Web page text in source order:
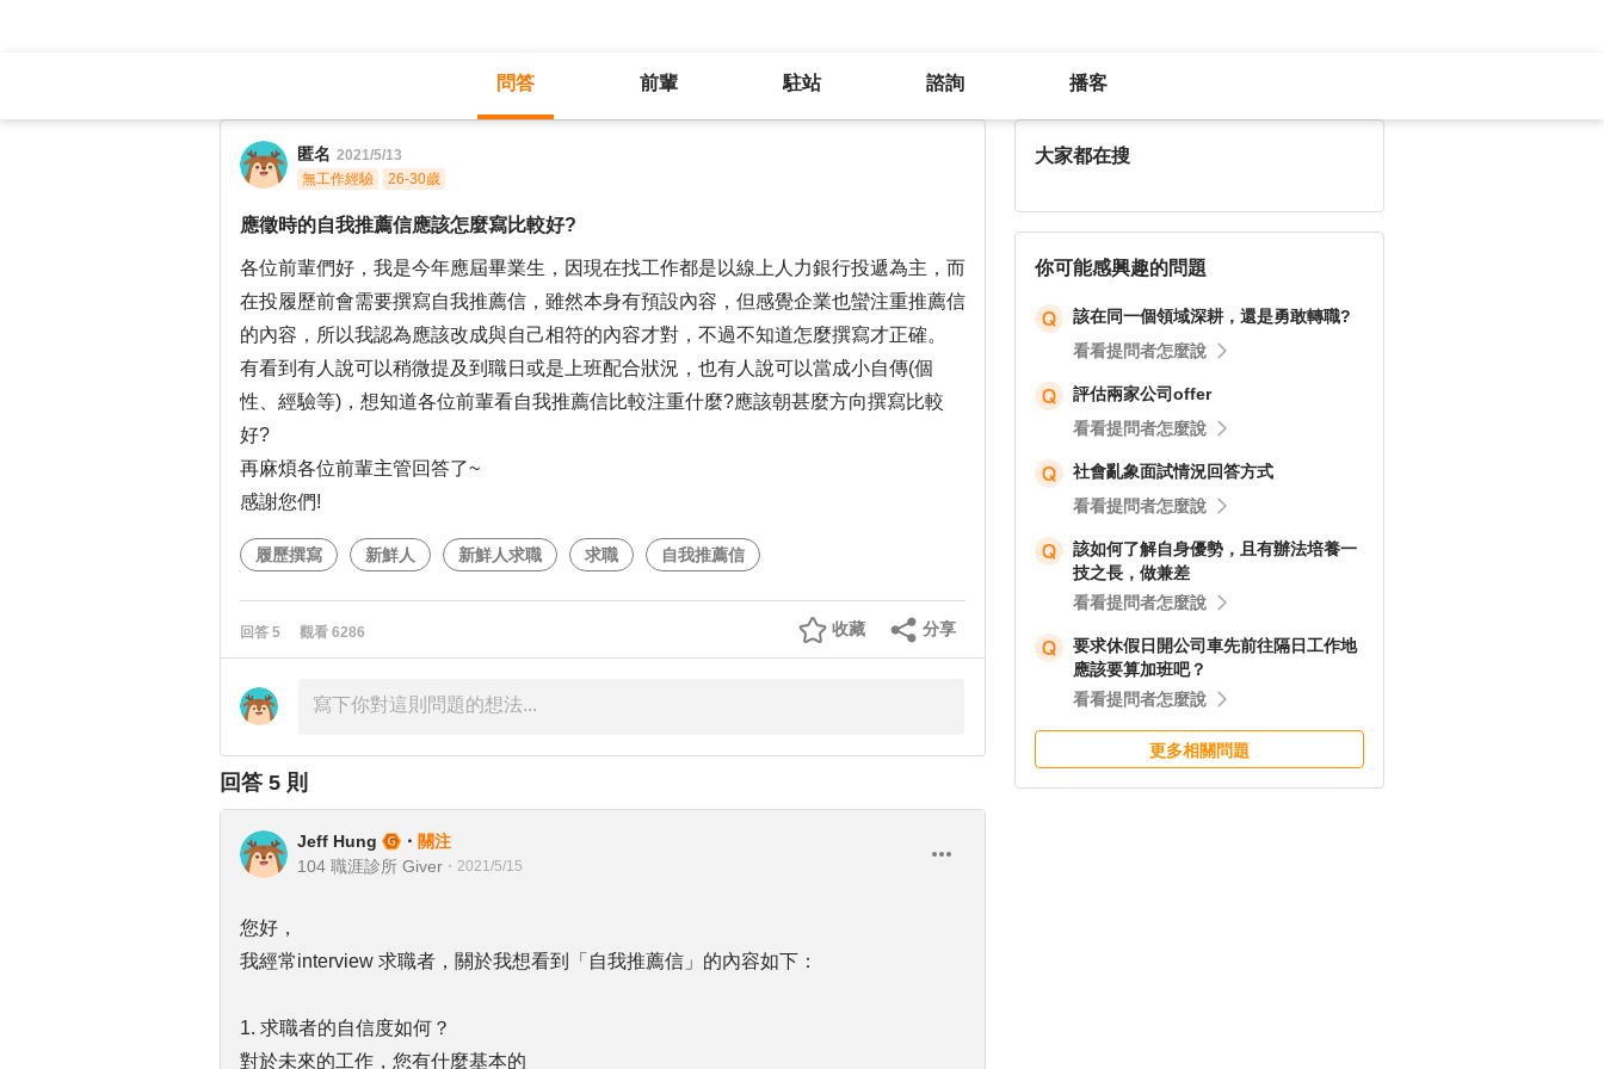
問答 前輩 駐站 諮詢 播客
匿名 2021/5/13
無工作經驗
26-30歲
應徵時的自我推薦信應該怎麼寫比較好?
各位前輩們好，我是今年應屆畢業生，因現在找工作都是以線上人力銀行投遞為主，而
在投履歷前會需要撰寫自我推薦信，雖然本身有預設內容，但感覺企業也蠻注重推薦信
的內容，所以我認為應該改成與自己相符的內容才對，不過不知道怎麼撰寫才正確。
有看到有人說可以稍微提及到職日或是上班配合狀況，也有人說可以當成小自傳(個
性、經驗等)，想知道各位前輩看自我推薦信比較注重什麼?應該朝甚麼方向撰寫比較
好?
再麻煩各位前輩主管回答了~
感謝您們!
履歷撰寫 新鮮人 新鮮人求職 求職 自我推薦信
回答 5 觀看 6286 分享
收藏
回答 5 則
Jeff Hung ・ 關注
104 職涯診所 Giver ・ 2021/5/15
您好，
我經常interview 求職者，關於我想看到「自我推薦信」的內容如下：
1. 求職者的自信度如何？
對於未來的工作，您有什麼基本的
大家都在搜
你可能感興趣的問題
該在同一個領域深耕，還是勇敢轉職?
看看提問者怎麼說
評估兩家公司offer
看看提問者怎麼說
社會亂象面試情況回答方式
看看提問者怎麼說
該如何了解自身優勢，且有辦法培養一
技之長，做兼差
看看提問者怎麼說
要求休假日開公司車先前往隔日工作地
應該要算加班吧？
看看提問者怎麼說
更多相關問題